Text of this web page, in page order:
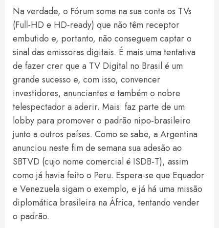
Na verdade, o Fórum soma na sua conta os TVs
(Full-HD e HD-ready) que não têm receptor
embutido e, portanto, não conseguem captar o
sinal das emissoras digitais. É mais uma tentativa
de fazer crer que a TV Digital no Brasil é um
grande sucesso e, com isso, convencer
investidores, anunciantes e também o nobre
telespectador a aderir. Mais: faz parte de um
lobby para promover o padrão nipo-brasileiro
junto a outros países. Como se sabe, a Argentina
anunciou neste fim de semana sua adesão ao
SBTVD (cujo nome comercial é ISDB-T), assim
como já havia feito o Peru. Espera-se que Equador
e Venezuela sigam o exemplo, e já há uma missão
diplomática brasileira na África, tentando vender
o padrão.